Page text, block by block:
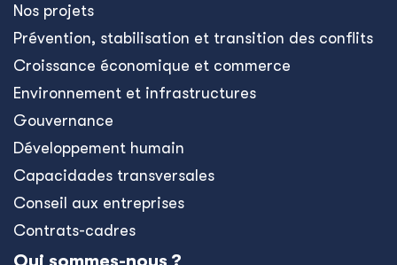
Nos projets
Prévention, stabilisation et transition des conflits
Croissance économique et commerce
Environnement et infrastructures
Gouvernance
Développement humain
Capacidades transversales
Conseil aux entreprises
Contrats-cadres